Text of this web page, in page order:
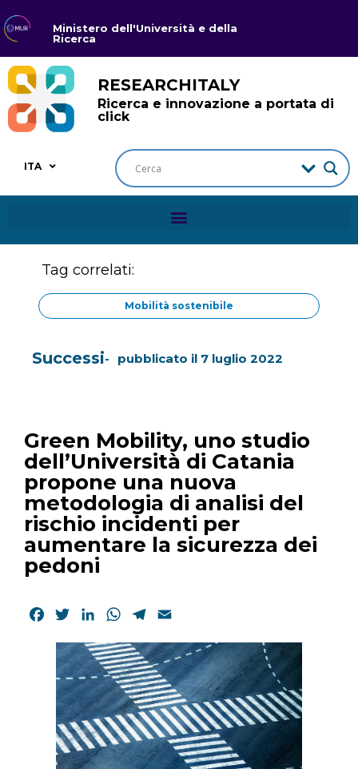
Ministero dell'Università e della
Ricerca
RESEARCHITALY
Ricerca e innovazione a portata di
click
ITA
Tag correlati:
Mobilità sostenibile
Successi pubblicato il 7 luglio 2022
Green Mobility, uno studio
dell’Università di Catania
propone una nuova
metodologia di analisi del
rischio incidenti per
aumentare la sicurezza dei
pedoni
Facebook
TwitterLinkedInWhatsApp
Telegram